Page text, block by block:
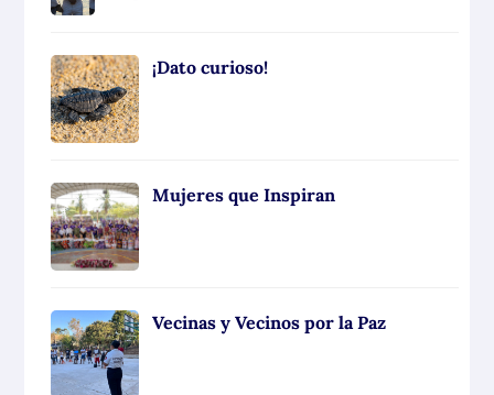
¡Dato curioso!
Mujeres que Inspiran
Vecinas y Vecinos por la Paz